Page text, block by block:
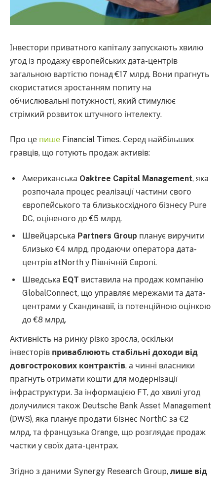
Інвестори приватного капіталу запускають хвилю
угод із продажу європейських дата-центрів
загальною вартістю понад €17 млрд. Вони прагнуть
скористатися зростанням попиту на
обчислювальні потужності, який стимулює
стрімкий розвиток штучного інтелекту.
Про це пише Financial Times. Серед найбільших
гравців, що готують продаж активів:
Американська Oaktree Capital Management, яка
розпочала процес реалізації частини свого
європейського та близькосхідного бізнесу Pure
DC, оціненого до €5 млрд.
Швейцарська Partners Group планує виручити
близько €4 млрд, продаючи оператора дата-
центрів atNorth у Північній Європі.
Шведська EQT виставила на продаж компанію
GlobalConnect, що управляє мережами та дата-
центрами у Скандинавії, із потенційною оцінкою
до €8 млрд.
Активність на ринку різко зросла, оскільки
інвесторів приваблюють стабільні доходи від
довгострокових контрактів, а чинні власники
прагнуть отримати кошти для модернізації
інфраструктури. За інформацією FT, до хвилі угод
долучилися також Deutsche Bank Asset Management
(DWS), яка планує продати бізнес NorthC за €2
млрд, та французька Orange, що розглядає продаж
частки у своїх дата-центрах.
Згідно з даними Synergy Research Group, лише від